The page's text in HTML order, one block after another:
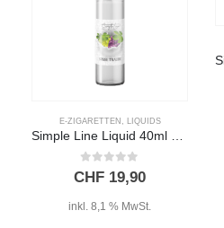
E-ZIGARETTEN , LIQUIDS
Simple Line Liquid 40ml – SÜSSE TRAUBEN
0out of 5
CHF 19,90
inkl. 8,1 % MwSt.